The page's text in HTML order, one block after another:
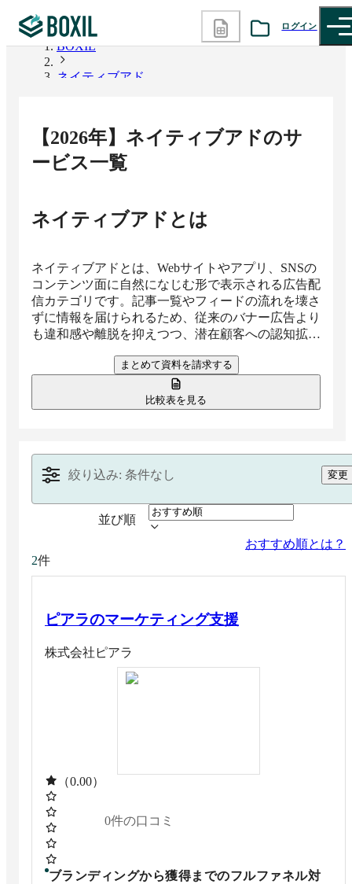
ログイン
カテゴリから探す
記事から探す
BOXIL
ネイティブアド
【2026年】 ネイティブアドのサ
ービス一覧
ネイティブアド とは
ネイティブアドとは、Webサイトやアプリ、SNSの
コンテンツ面に自然になじむ形で表示される広告配
信カテゴリです。記事一覧やフィードの流れを壊さ
ずに情報を届けられるため、従来のバナー広告より
も違和感や離脱を抑えつつ、潜在顧客への認知拡大
費者の誤認を防ぐため「PR」や「広告」などの明
記を伴い、ユーザーの信頼を保ちながら配信されま
まとめて資料を請求する
比較表を見る
絞り込み: 条件なし 変更
2件
おすすめ順とは？
並び順
ピアラのマーケティング支援
株式会社ピアラ
（0.00）
0件の口コミ
ブランディングから獲得までのフルファネル対